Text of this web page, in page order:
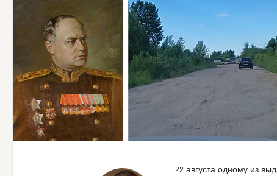
22 августа одному из